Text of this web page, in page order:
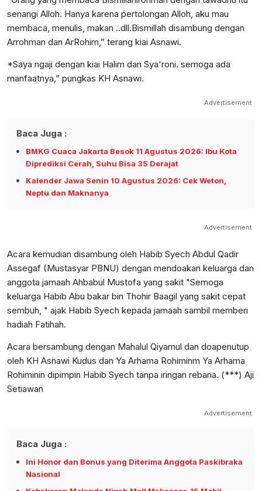
senangi Alloh. Hanya karena pertolongan Alloh, aku mau
membaca, menulis, makan ..dll.Bismillah disambung dengan
Arrohman dan ArRohim,” terang kiai Asnawi.
*Saya ngaji dengan kiai Halim dan Sya'roni. semoga ada
manfaatnya,” pungkas KH Asnawi.
Advertisement
Baca Juga :
BMKG Cuaca Jakarta Besok 11 Agustus 2026: Ibu Kota
Diprediksi Cerah, Suhu Bisa 35 Derajat
Kalender Jawa Senin 10 Agustus 2026: Cek Weton,
Neptu dan Maknanya
Advertisement
Acara kemudian disambung oleh Habib Syech Abdul Qadir
Assegaf (Mustasyar PBNU) dengan mendoakan keluarga dan
anggota jamaah Ahbabul Mustofa yang sakit "Semoga
keluarga Habib Abu bakar bin Thohir Baagil yang sakit cepat
sembuh, " ajak Habib Syech kepada jamaah sambil memberi
hadiah Fatihah.
Acara bersambung dengan Mahalul Qiyamul dan doapenutup
oleh KH Asnawi Kudus dan Ya Arhama Rohiminm Ya Arhama
Rohiminin dipimpin Habib Syech tanpa iringan rebana. (***) Aji
Setiawan
Advertisement
Baca Juga :
Ini Honor dan Bonus yang Diterima Anggota Paskibraka
Nasional